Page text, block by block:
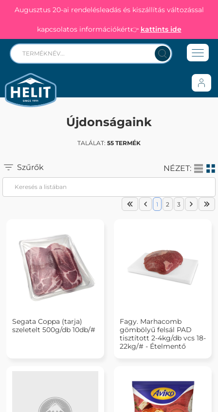
Augusztus 20-ai rendelésleadás és kiszállítás változással
kapcsolatos információkért👉 kattints ide
Újdonságaink
TALÁLAT: 55 TERMÉK
Szűrők NÉZET:
1 2 3
Segata Coppa (tarja)
szeletelt 500g/db 10db/#
Fagy. Marhacomb
gömbölyű felsál PAD
tisztított 2-4kg/db vcs 18-
22kg/# - Ételmentő